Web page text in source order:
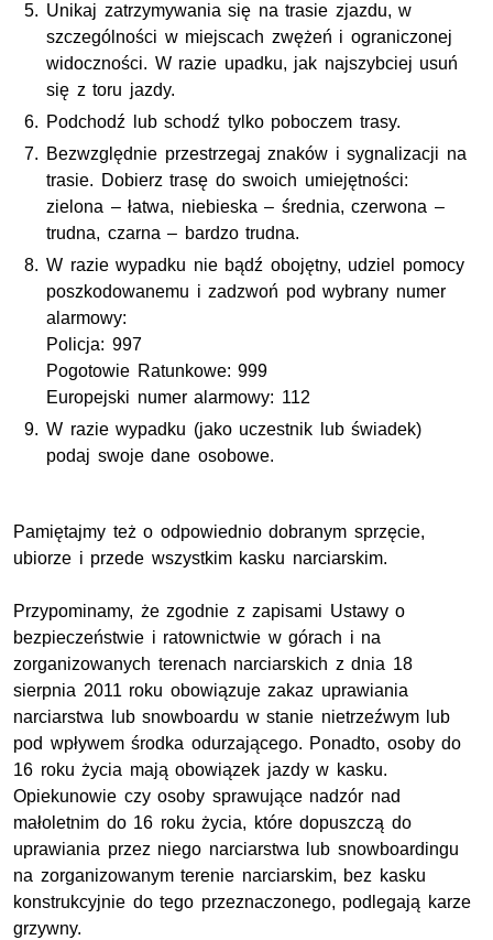
Unikaj zatrzymywania się na trasie zjazdu, w
szczególności w miejscach zwężeń i ograniczonej
widoczności. W razie upadku, jak najszybciej usuń
się z toru jazdy.
Podchodź lub schodź tylko poboczem trasy.
Bezwzględnie przestrzegaj znaków i sygnalizacji na
trasie. Dobierz trasę do swoich umiejętności:
zielona – łatwa, niebieska – średnia, czerwona –
trudna, czarna – bardzo trudna.
W razie wypadku nie bądź obojętny, udziel pomocy
poszkodowanemu i zadzwoń pod wybrany numer
alarmowy:
Policja: 997
Pogotowie Ratunkowe: 999
Europejski numer alarmowy: 112
W razie wypadku (jako uczestnik lub świadek)
podaj swoje dane osobowe.
Pamiętajmy też o odpowiednio dobranym sprzęcie,
ubiorze i przede wszystkim kasku narciarskim.
Przypominamy, że zgodnie z zapisami Ustawy o
bezpieczeństwie i ratownictwie w górach i na
zorganizowanych terenach narciarskich z dnia 18
sierpnia 2011 roku obowiązuje zakaz uprawiania
narciarstwa lub snowboardu w stanie nietrzeźwym lub
pod wpływem środka odurzającego. Ponadto, osoby do
16 roku życia mają obowiązek jazdy w kasku.
Opiekunowie czy osoby sprawujące nadzór nad
małoletnim do 16 roku życia, które dopuszczą do
uprawiania przez niego narciarstwa lub snowboardingu
na zorganizowanym terenie narciarskim, bez kasku
konstrukcyjnie do tego przeznaczonego, podlegają karze
grzywny.